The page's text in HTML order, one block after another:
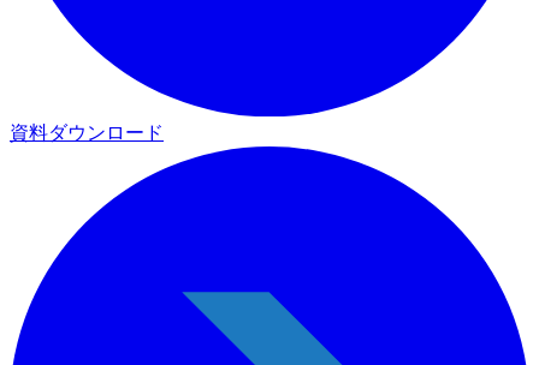
資料ダウンロード